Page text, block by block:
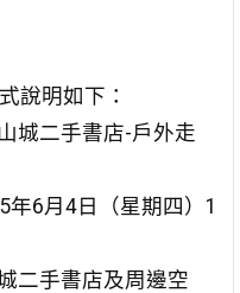
說明如下：
城二手書店-戶外走
年6月4日（星期四）1
二手書店及周邊空